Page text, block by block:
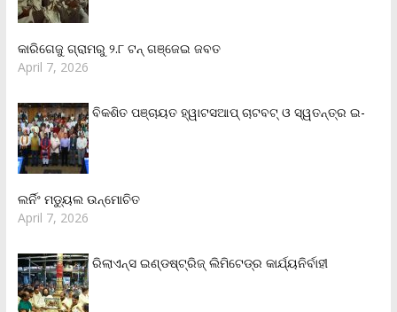
କାରିଗେଜୁ ଗ୍ରାମରୁ ୨.୮ ଟନ୍ ଗଞ୍ଜେଇ ଜବତ
April 7, 2026
ବିକଶିତ ପଞ୍ଚାୟତ ହ୍ୱାଟସଆପ୍ ଚାଟବଟ୍ ଓ ସ୍ୱତନ୍ତ୍ର ଇ-
ଲର୍ନିଂ ମଡ୍ୟୁଲ ଉନ୍ମୋଚିତ
April 7, 2026
ରିଲାଏନ୍‌ସ ଇଣ୍ଡଷ୍ଟ୍ରିଜ୍ ଲିମିଟେଡ୍‌ର କାର୍ଯ୍ୟନିର୍ବାହୀ